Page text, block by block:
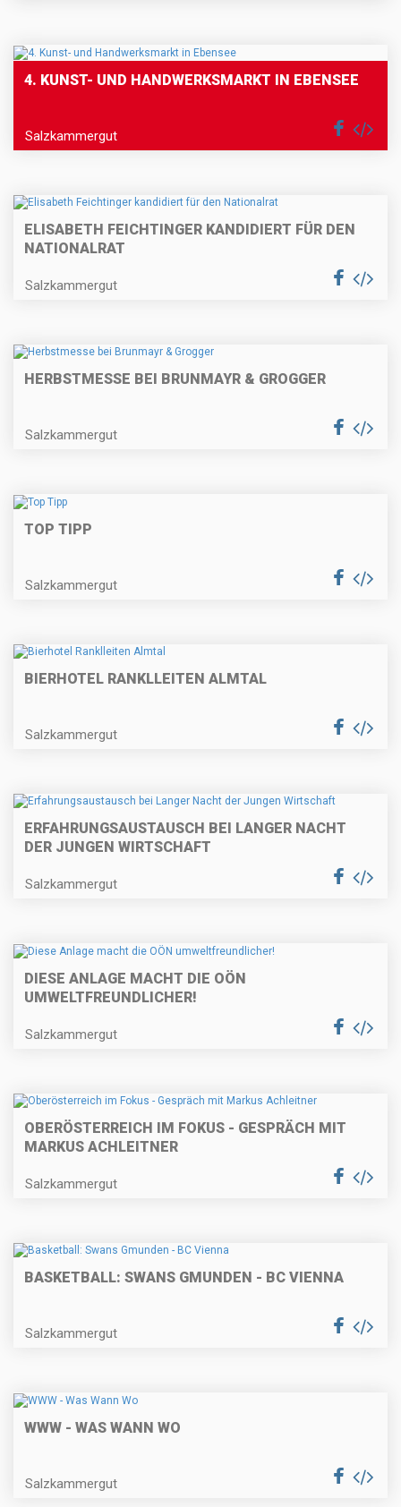
4. KUNST- UND HANDWERKSMARKT IN EBENSEE
Salzkammergut
ELISABETH FEICHTINGER KANDIDIERT FÜR DEN
NATIONALRAT
Salzkammergut
HERBSTMESSE BEI BRUNMAYR & GROGGER
Salzkammergut
TOP TIPP
Salzkammergut
BIERHOTEL RANKLLEITEN ALMTAL
Salzkammergut
ERFAHRUNGSAUSTAUSCH BEI LANGER NACHT
DER JUNGEN WIRTSCHAFT
Salzkammergut
DIESE ANLAGE MACHT DIE OÖN
UMWELTFREUNDLICHER!
Salzkammergut
OBERÖSTERREICH IM FOKUS - GESPRÄCH MIT
MARKUS ACHLEITNER
Salzkammergut
BASKETBALL: SWANS GMUNDEN - BC VIENNA
Salzkammergut
WWW - WAS WANN WO
Salzkammergut